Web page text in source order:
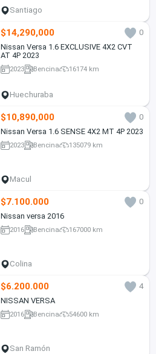
Santiago
$14,290,000
0
Nissan Versa 1.6 EXCLUSIVE 4X2 CVT
AT 4P 2023
2023 Bencina 16174 km
Huechuraba
$10,890,000
0
Nissan Versa 1.6 SENSE 4X2 MT 4P 2023
2023 Bencina 135079 km
Macul
$7.100.000
0
Nissan versa 2016
2016 Bencina 167000 km
Colina
$6.200.000
4
NISSAN VERSA
2016 Bencina 54600 km
San Ramón